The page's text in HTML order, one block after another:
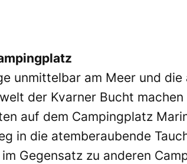
unmittelbar am Meer und die
der Kvarner Bucht machen
auf dem Campingplatz
in die atemberaubende
Gegensatz zu anderen